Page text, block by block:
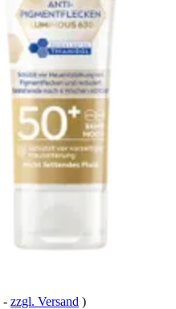
- zzgl. Versand )